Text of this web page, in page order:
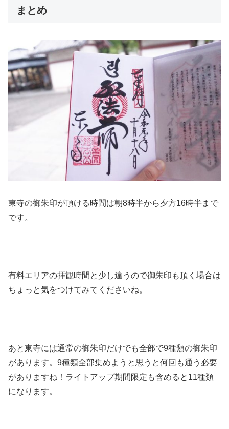
まとめ
東寺の御朱印が頂ける時間は朝8時半から夕方16時半まで
です。
有料エリアの拝観時間と少し違うので御朱印も頂く場合は
ちょっと気をつけてみてくださいね。
あと東寺には通常の御朱印だけでも全部で9種類の御朱印
があります。9種類全部集めようと思うと何回も通う必要
がありますね！ライトアップ期間限定も含めると11種類
になります。